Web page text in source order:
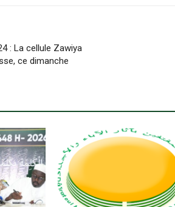
: La cellule Zawiya
ce dimanche